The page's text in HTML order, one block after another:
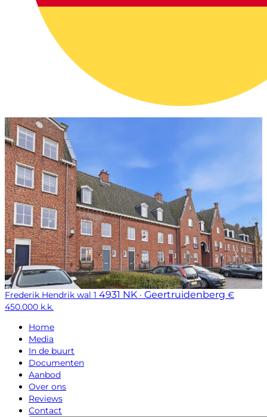
Frederik Hendrik wal 1 4931 NK · Geertruidenberg €
450.000 k.k.
Home
Media
In de buurt
Documenten
Aanbod
Over ons
Reviews
Contact